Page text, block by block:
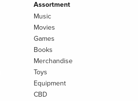
Assortment
Music
Movies
Games
Books
Merchandise
Toys
Equipment
CBD